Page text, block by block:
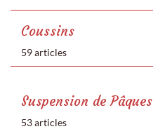
Coussins
59 articles
Suspension de Pâques
53 articles